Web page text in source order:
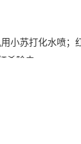
小苏打化水喷；
除虫。